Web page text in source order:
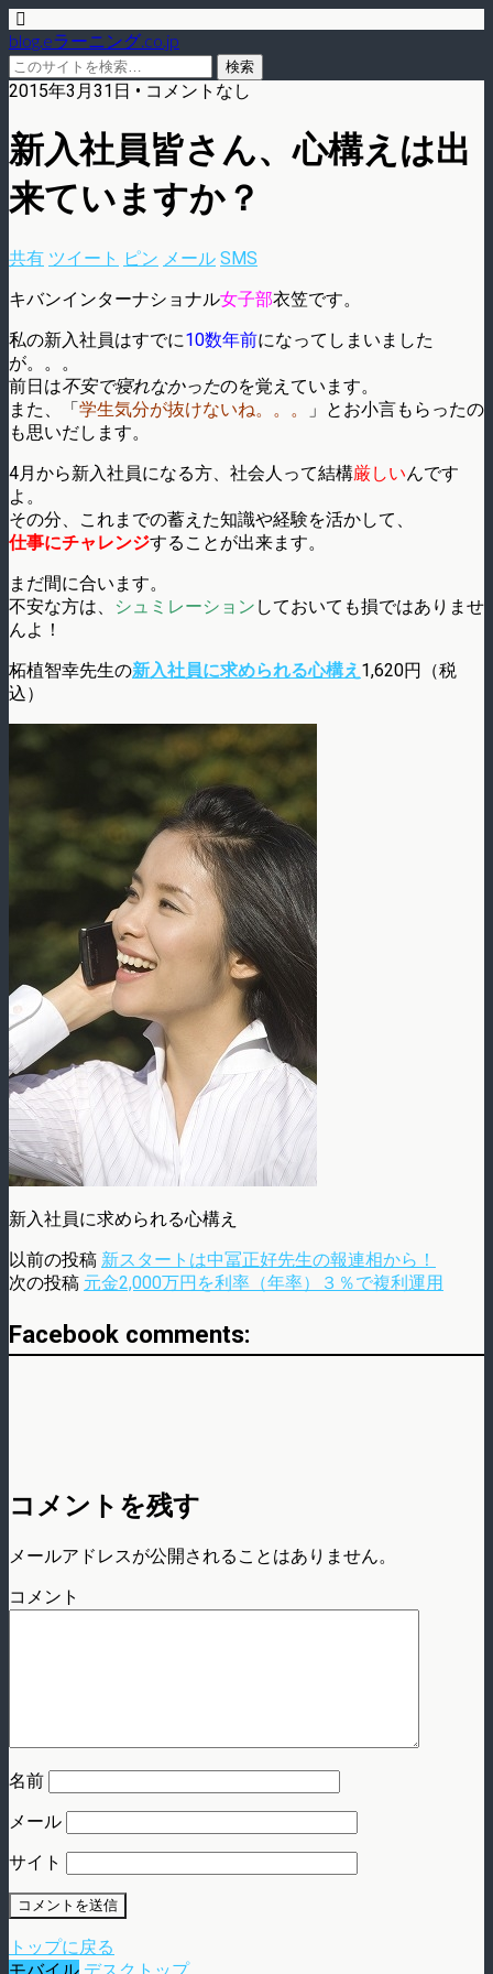
blog.eラーニング.co.jp
2015年3月31日 • コメントなし
新入社員皆さん、心構えは出
来ていますか？
共有 ツイート ピン メール SMS
キバンインターナショナル女子部衣笠です。
私の新入社員はすでに10数年前になってしまいました
が。。。
前日は不安で寝れなかったのを覚えています。
また、「学生気分が抜けないね。。。
」とお小言もらったの
も思いだします。
4月から新入社員になる方、社会人って結構厳しいんです
よ。
その分、これまでの蓄えた知識や経験を活かして、
仕事にチャレンジすることが出来ます。
まだ間に合います。
不安な方は、
シュミレーション しておいても損ではありませ
んよ！
柘植智幸先生の新入社員に求められる心構え 1,620円（税
込）
新入社員に求められる心構え
以前の投稿 新スタートは中冨正好先生の報連相から！
次の投稿 元金2,000万円を利率（年率）３％で複利運用
Facebook comments:
コメントを残す
メールアドレスが公開されることはありません。
コメント
名前
メール
サイト
トップに戻る